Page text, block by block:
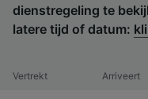
dienstregeling te
latere tijd of datum:
Vertrekt Arriveert